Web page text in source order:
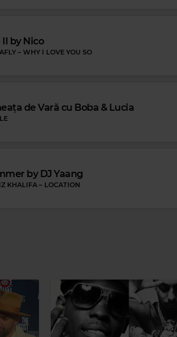
& WENDY FRASER–SHE'S LIKE THE WIND
by Nico
– WHY I LOVE YOU SO
de Vară cu Boba & Lucia
by DJ Yaang
KHALIFA – LOCATION